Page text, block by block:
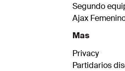
Segundo
Ajax
Mas
Privacy
Partidarios